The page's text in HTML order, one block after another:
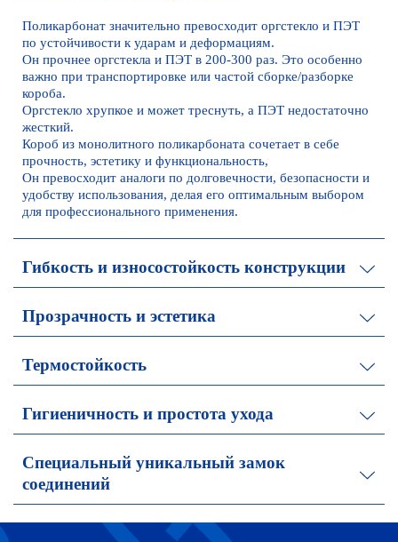
Поликарбонат значительно превосходит оргстекло и ПЭТ
по устойчивости к ударам и деформациям.
Он прочнее оргстекла и ПЭТ в 200-300 раз. Это особенно
важно при транспортировке или частой сборке/разборке
короба.
Оргстекло хрупкое и может треснуть, а ПЭТ недостаточно
жесткий.
Короб из монолитного поликарбоната сочетает в себе
прочность, эстетику и функциональность,
Он превосходит аналоги по долговечности, безопасности и
удобству использования, делая его оптимальным выбором
для профессионального применения.
Гибкость и износостойкость конструкции
Прозрачность и эстетика
Термостойкость
Гигиеничность и простота ухода
Специальный уникальный замок
соединений